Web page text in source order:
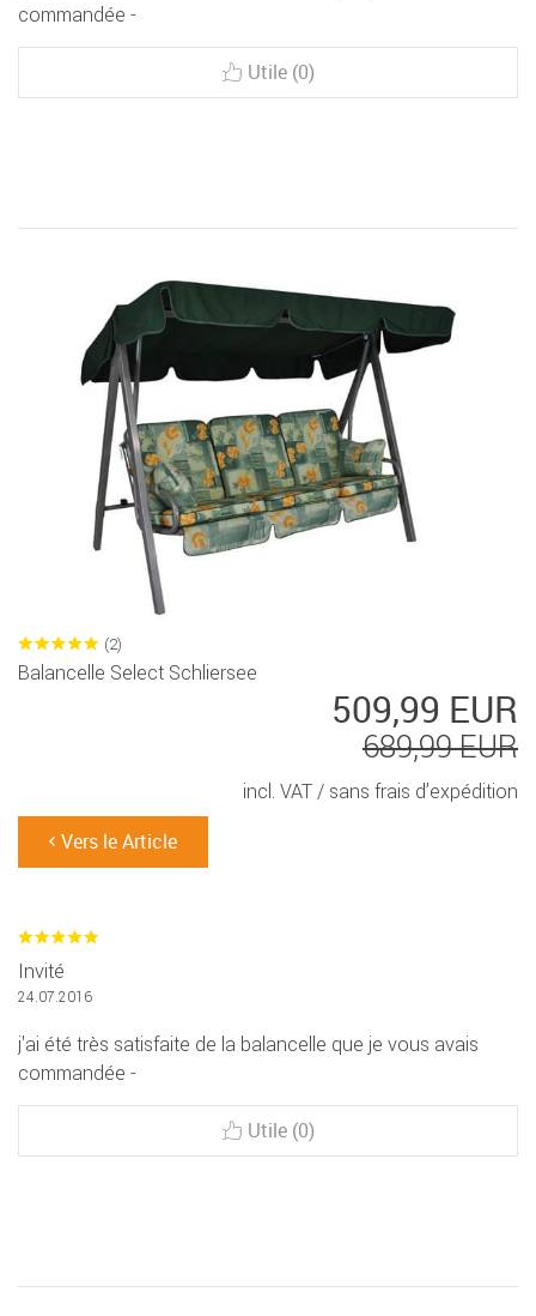
commandée -
Utile (0)
(2)
Balancelle Select Schliersee
509,99 EUR
689,99 EUR
incl. VAT / sans frais d’expédition
Vers le Article
Invité
24.07.2016
j'ai été très satisfaite de la balancelle que je vous avais
commandée -
Utile (0)